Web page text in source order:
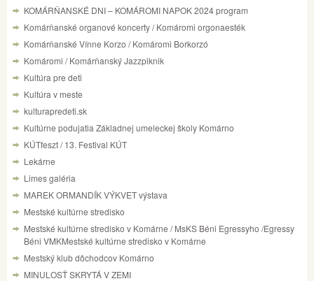
KOMÁRŇANSKÉ DNI – KOMÁROMI NAPOK 2024 program
Komárňanské organové koncerty / Komáromi orgonaesték
Komárňanské Vínne Korzo / Komáromi Borkorzó
Komáromi / Komárňanský Jazzpiknik
Kultúra pre deti
Kultúra v meste
kulturapredeti.sk
Kultúrne podujatia Základnej umeleckej školy Komárno
KÚTfeszt / 13. Festival KÚT
Lekárne
Limes galéria
MAREK ORMANDÍK VÝKVET výstava
Mestské kultúrne stredisko
Mestské kultúrne stredisko v Komárne / MsKS Béni Egressyho /Egressy
Béni VMKMestské kultúrne stredisko v Komárne
Mestský klub dôchodcov Komárno
MINULOSŤ SKRYTÁ V ZEMI